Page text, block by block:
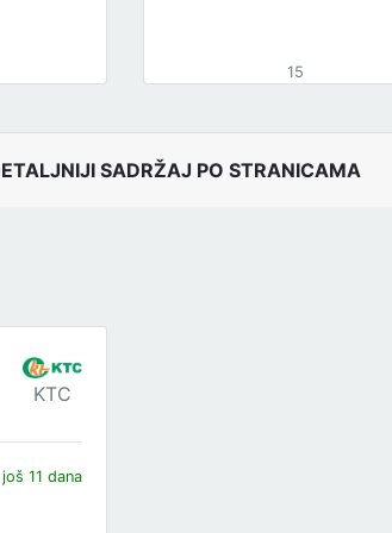
15
SADRŽAJ PO STRANICAMA
KTC
11 dana